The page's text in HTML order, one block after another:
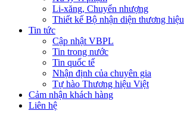
Li-xăng, Chuyển nhượng
Thiết kế Bộ nhận diện thương hiệu
Tin tức
Cập nhật VBPL
Tin trong nước
Tin quốc tế
Nhận định của chuyên gia
Tự hào Thương hiệu Việt
Cảm nhận khách hàng
Liên hệ